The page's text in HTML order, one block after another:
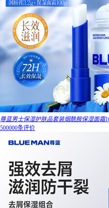
尊蓝男士保湿护肤品套装烟酰胺保湿面霜
500000条评价